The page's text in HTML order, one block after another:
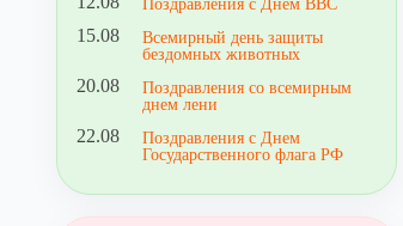
15.08
Всемирный день защиты
бездомных животных
20.08
Поздравления со всемирным
днем лени
22.08
Поздравления с Днем
Государственного флага РФ